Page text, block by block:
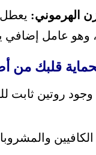
الهرموني: يعطل
وهو عامل
قلبك من
روتين ثابت